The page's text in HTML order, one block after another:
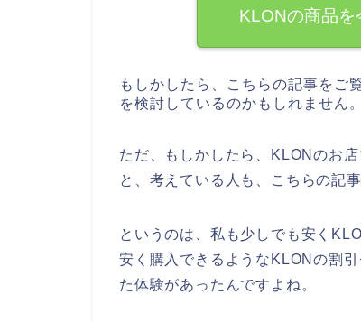
KLONの商品を
もしかしたら、こちらの記事をご
を検討しているのかもしれません。
ただ、もしかしたら、KLONのお
と、考えている人も、こちらの記
というのは、私も少しでも安く
安く購入できるようなKLONの割
た体験があったんですよね。